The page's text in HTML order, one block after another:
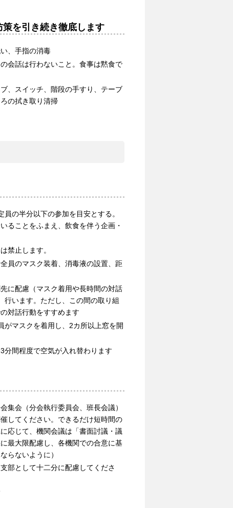
を引き続き徹底します
、手指の消毒
会話は行わないこと。食事は黙食で
、スイッチ、階段の手すり、テーブ
の拭き取り清掃
の半分以下の参加を目安とする。
ることをふまえ、飲食を伴う企画・
禁止します。
員のマスク装着、消毒液の設置、距
に配慮（マスク着用や長時間の対話
行います。ただし、この間の取り組
対話行動をすすめます
マスクを着用し、2カ所以上窓を開
間程度で空気が入れ替わります
会（分会執行委員会、班長会議）
してください。できるだけ短時間の
応じて、機関会議は「書面討議・議
最大限配慮し、各機関での合意に基
らないように）
部として十二分に配慮してくださ